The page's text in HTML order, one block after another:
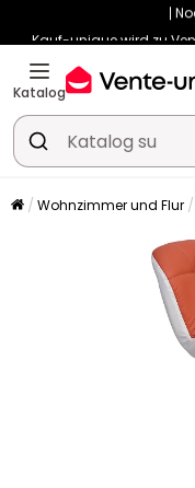
Kauf-unique wird zu
-10% ab 400€ mit
Katalog
Wohnzimmer und Flur